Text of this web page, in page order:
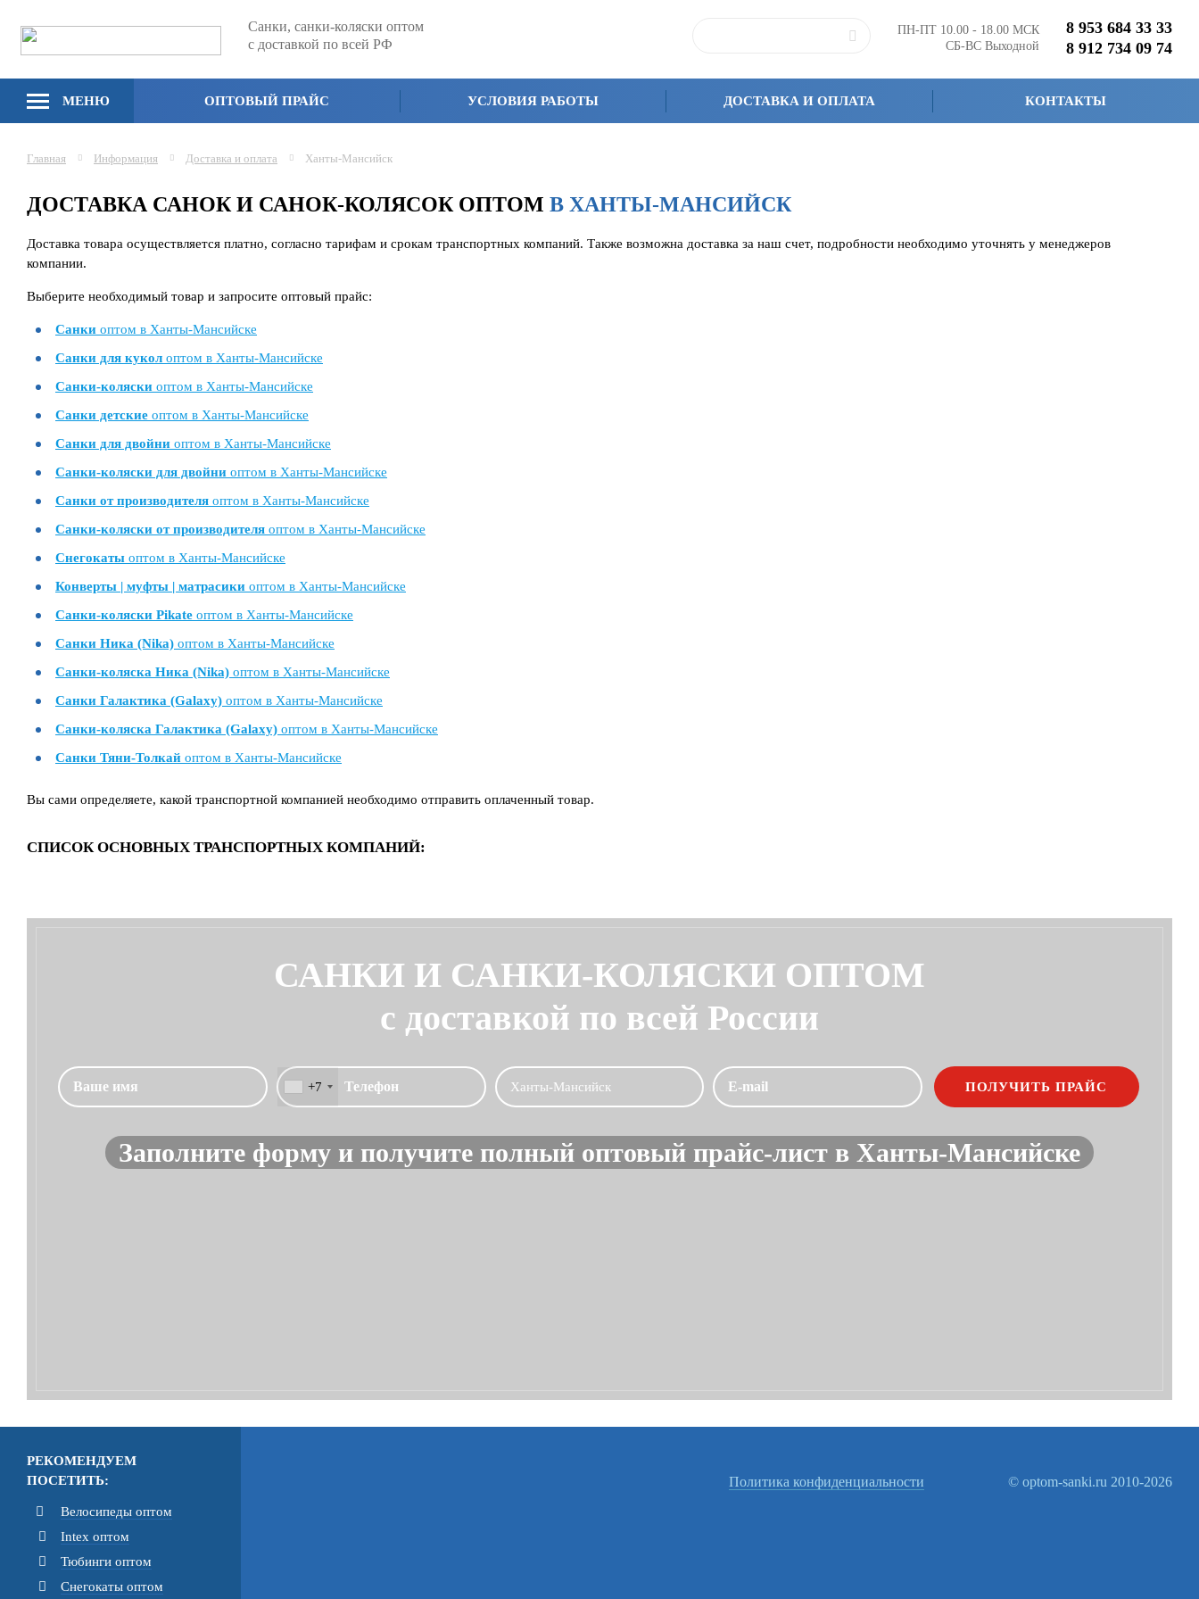
Санки, санки-коляски оптом
с доставкой по всей РФ
ПН-ПТ 10.00 - 18.00 МСК
СБ-ВС Выходной
8 953 684 33 33
8 912 734 09 74
МЕНЮ ОПТОВЫЙ ПРАЙС УСЛОВИЯ РАБОТЫ ДОСТАВКА И ОПЛАТА КОНТАКТЫ
Главная Информация Доставка и оплата Ханты-Мансийск
ДОСТАВКА САНОК И САНОК-КОЛЯСОК ОПТОМ В ХАНТЫ-МАНСИЙСК
Доставка товара осуществляется платно, согласно тарифам и срокам транспортных компаний. Также возможна доставка за наш счет, подробности необходимо уточнять у менеджеров
компании.
Выберите необходимый товар и запросите оптовый прайс:
Санки оптом в Ханты-Мансийске
Санки для кукол оптом в Ханты-Мансийске
Санки-коляски оптом в Ханты-Мансийске
Санки детские оптом в Ханты-Мансийске
Санки для двойни оптом в Ханты-Мансийске
Санки-коляски для двойни оптом в Ханты-Мансийске
Санки от производителя оптом в Ханты-Мансийске
Санки-коляски от производителя оптом в Ханты-Мансийске
Снегокаты оптом в Ханты-Мансийске
Конверты | муфты | матрасики оптом в Ханты-Мансийске
Санки-коляски Pikate оптом в Ханты-Мансийске
Санки Ника (Nika) оптом в Ханты-Мансийске
Санки-коляска Ника (Nika) оптом в Ханты-Мансийске
Санки Галактика (Galaxy) оптом в Ханты-Мансийске
Санки-коляска Галактика (Galaxy) оптом в Ханты-Мансийске
Санки Тяни-Толкай оптом в Ханты-Мансийске
Вы сами определяете, какой транспортной компанией необходимо отправить оплаченный товар.
СПИСОК ОСНОВНЫХ ТРАНСПОРТНЫХ КОМПАНИЙ:
САНКИ И САНКИ-КОЛЯСКИ ОПТОМ
с доставкой по всей России
+7
Заполните форму и получите полный оптовый прайс-лист в Ханты-Мансийске
РЕКОМЕНДУЕМ
ПОСЕТИТЬ:
Велосипеды оптом
Intex оптом
Тюбинги оптом
Снегокаты оптом
Политика конфиденциальности © optom-sanki.ru 2010-2026